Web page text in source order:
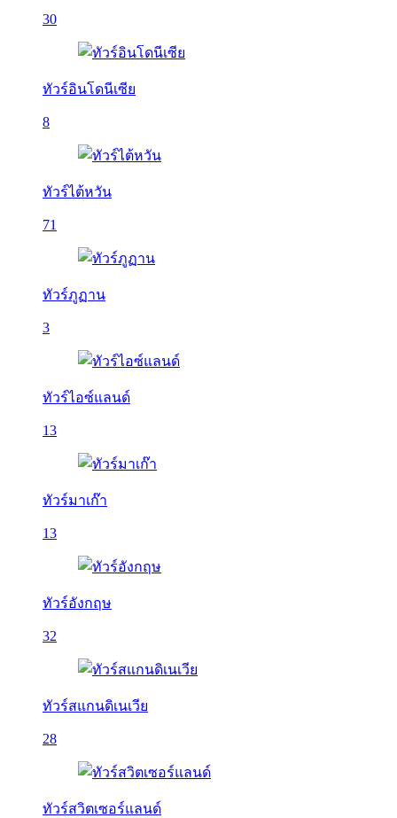
30
ทัวร์อินโดนีเซีย
8
ทัวร์ไต้หวัน
71
ทัวร์ภูฏาน
3
ทัวร์ไอซ์แลนด์
13
ทัวร์มาเก๊า
13
ทัวร์อังกฤษ
32
ทัวร์สแกนดิเนเวีย
28
ทัวร์สวิตเซอร์แลนด์